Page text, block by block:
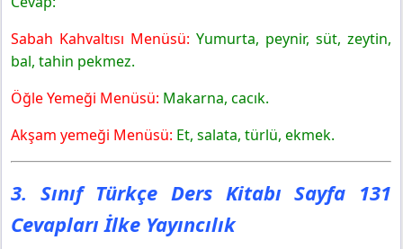
Sabah Kahvaltısı Menüsü: Yumurta, peynir, süt, zeytin,
bal, tahin pekmez.
Öğle Yemeği Menüsü: Makarna, cacık.
Akşam yemeği Menüsü: Et, salata, türlü, ekmek.
3. Sınıf Türkçe Ders Kitabı Sayfa 131
Cevapları İlke Yayıncılık